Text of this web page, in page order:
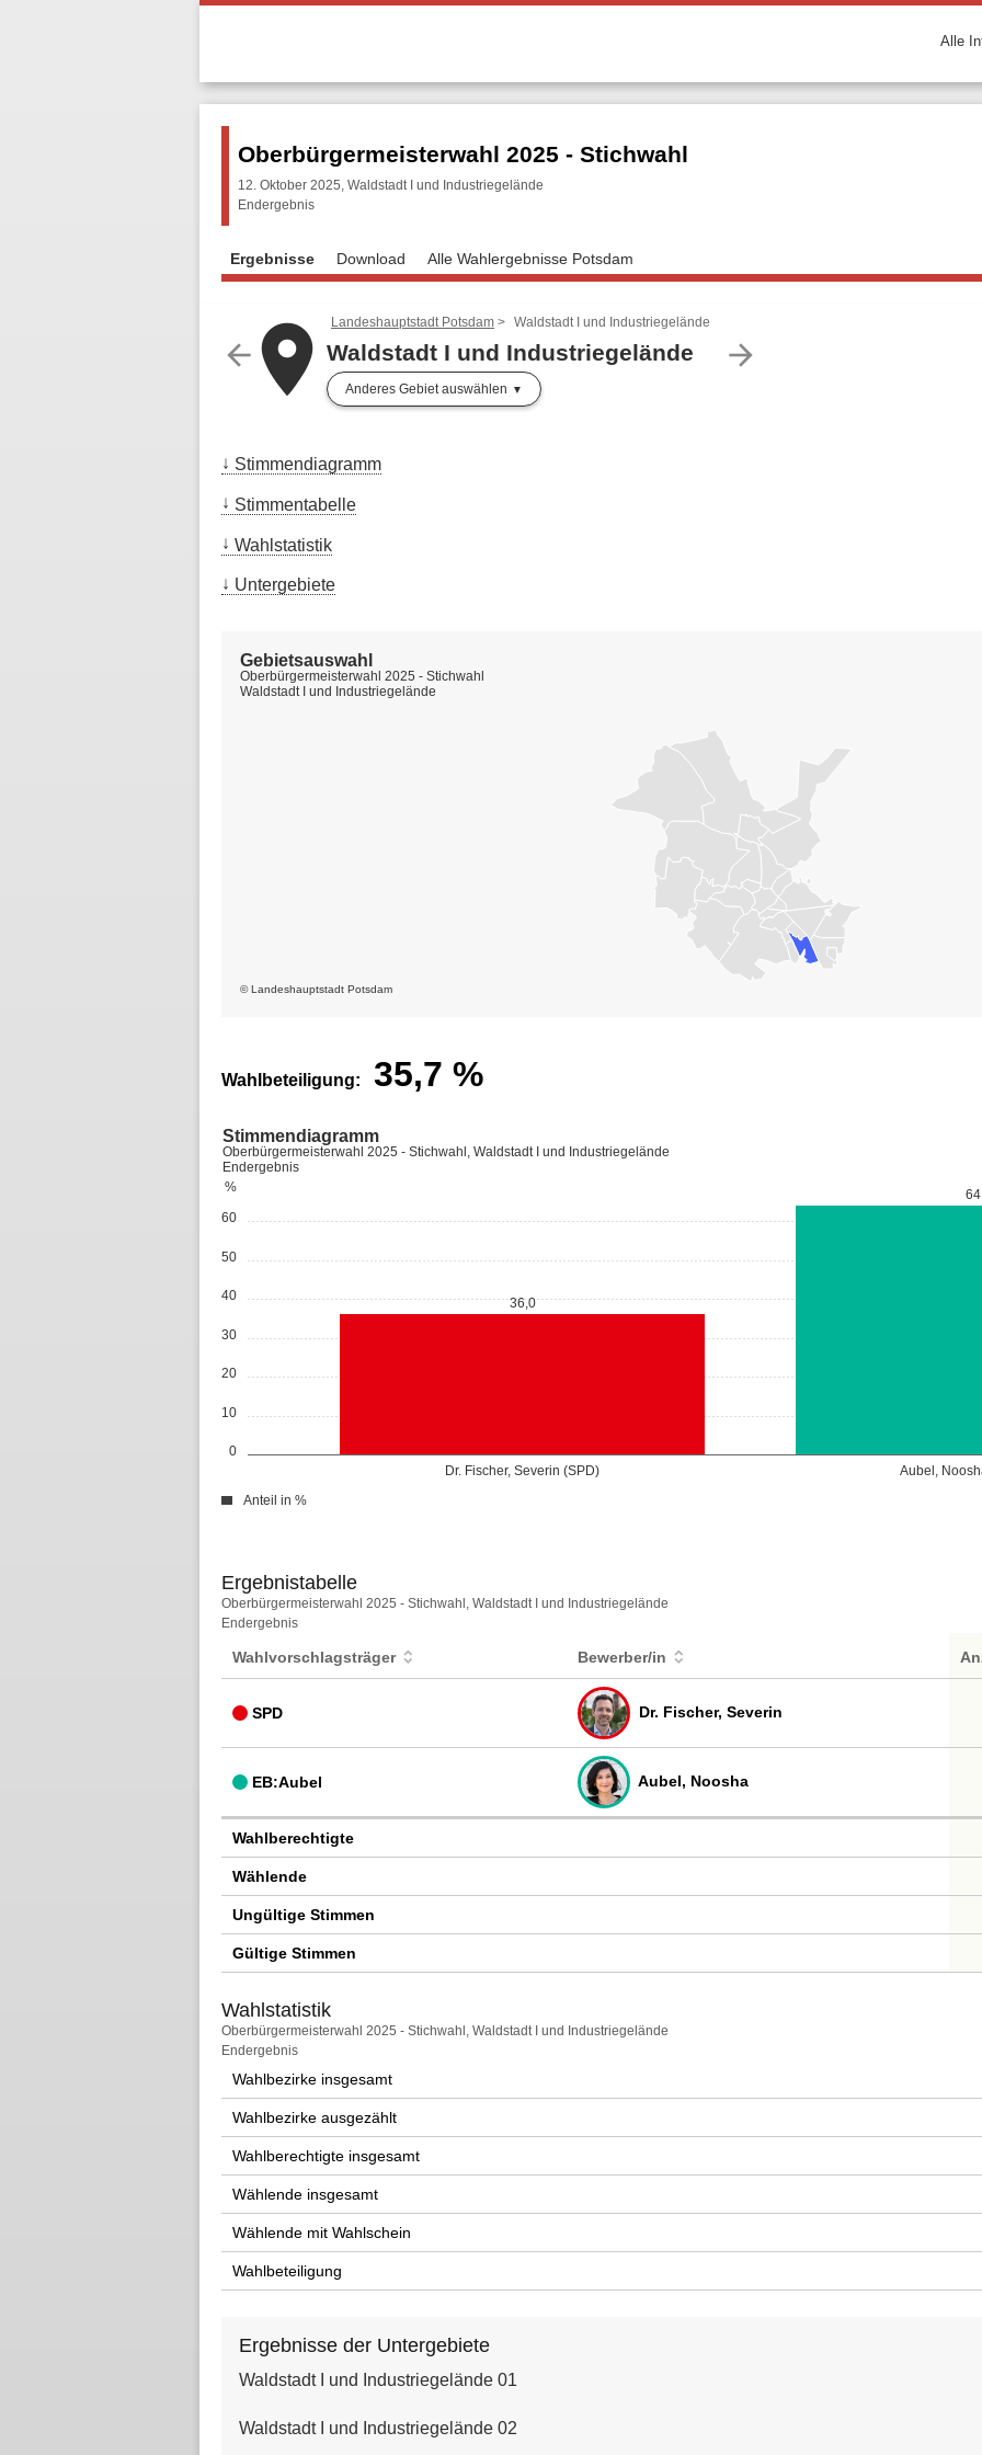
Alle
Oberbürgermeisterwahl 2025 - Stichwahl
12. Oktober 2025, Waldstadt I und Industriegelände
Endergebnis
Ergebnisse Download Alle Wahlergebnisse Potsdam
arrow_back arrow_forward
placeLandeshauptstadt Potsdam Waldstadt I und Industriegelände
Waldstadt I und Industriegelände
Anderes Gebiet auswählen
Stimmendiagramm
Stimmentabelle
Wahlstatistik
Untergebiete
© Landeshauptstadt Potsdam
Gebietsauswahl
Oberbürgermeisterwahl 2025 - Stichwahl
Waldstadt I und Industriegelände
Wahlbeteiligung: 35,7 %
0
10
20
30
40
50
60
%
Dr. Fischer, Severin (SPD) Aubel,
36,0
Stimmendiagramm
Oberbürgermeisterwahl 2025 - Stichwahl, Waldstadt I und Industriegelände
Endergebnis
Anteil in %
Ergebnistabelle
Ergebnistabelle
Oberbürgermeisterwahl 2025 - Stichwahl, Waldstadt I und Industriegelände
Endergebnis
Wahlvorschlagsträger Bewerber/in
SPD Dr. Fischer, Severin
EB:Aubel Aubel, Noosha
Wahlberechtigte
Wählende
Ungültige Stimmen
Gültige Stimmen
Wahlstatistik
Wahlstatistik
Oberbürgermeisterwahl 2025 - Stichwahl, Waldstadt I und Industriegelände
Endergebnis
Wahlbezirke insgesamt
Wahlbezirke ausgezählt
Wahlberechtigte insgesamt
Wählende insgesamt
Wählende mit Wahlschein
Wahlbeteiligung
Ergebnisse der Untergebiete
Waldstadt I und Industriegelände 01
Waldstadt I und Industriegelände 02